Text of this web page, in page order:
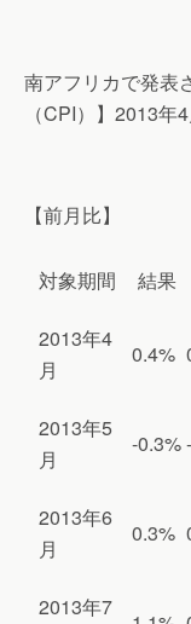
南アフリカで発表
（CPI）】2013年
【前月比】
対象期間 結果
2013年4
月
0.4%
2013年5
月
-0.3%
2013年6
月
0.3%
2013年7